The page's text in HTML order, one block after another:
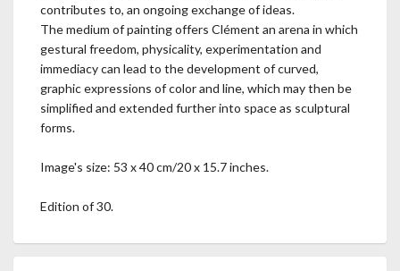
contributes to, an ongoing exchange of ideas.
The medium of painting offers Clément an arena in which
gestural freedom, physicality, experimentation and
immediacy can lead to the development of curved,
graphic expressions of color and line, which may then be
simplified and extended further into space as sculptural
forms.
Image's size: 53 x 40 cm/20 x 15.7 inches.
Edition of 30.